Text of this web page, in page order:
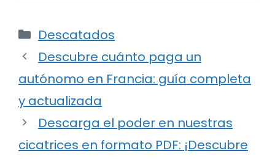
Categorías
Descatados
Descubre cuánto paga un
autónomo en Francia: guía completa
y actualizada
Descarga el poder en nuestras
cicatrices en formato PDF: ¡Descubre